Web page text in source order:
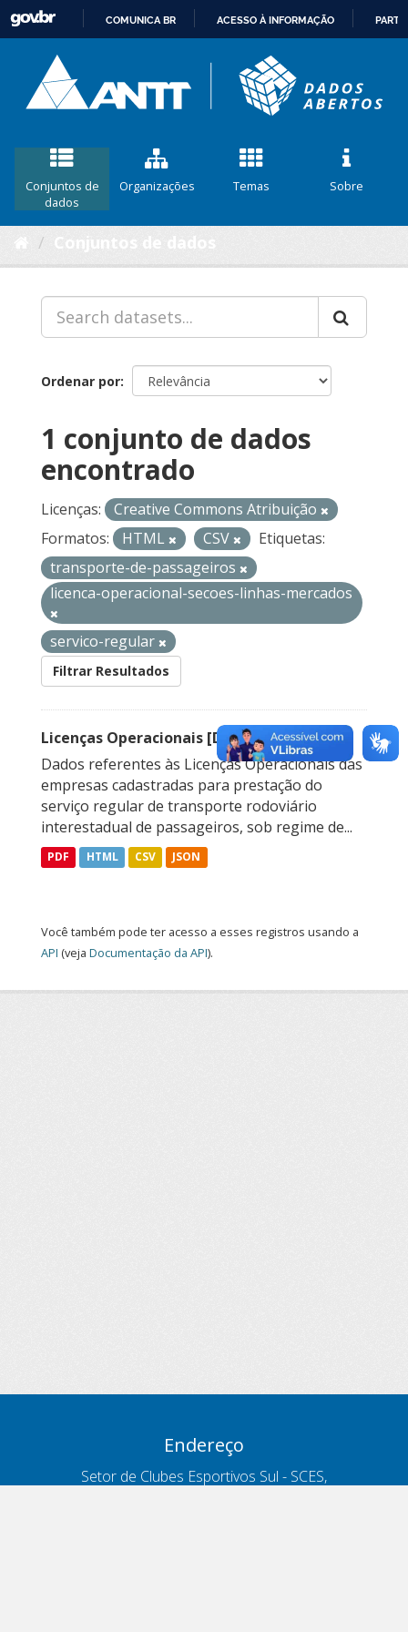
CONTEÚDO
COMUNICA BR ACESSO À INFORMAÇÃO
Conjuntos de
dados
Organizações Temas Sobre
Ordenar por
1 conjunto de dados
encontrado
Licenças:
Creative Commons Atribuição
Formatos:
HTML CSV
Etiquetas:
transporte-de-passageiros
licenca-operacional-secoes-linhas-mercados
servico-regular
Filtrar Resultados
Licenças Operacionais [Descontinuado]
Dados referentes às Licenças Operacionais das
empresas cadastradas para prestação do
serviço regular de transporte rodoviário
interestadual de passageiros, sob regime de...
PDF HTML CSV JSON
Você também pode ter acesso a esses registros usando a
API (veja Documentação da API).
Endereço
Setor de Clubes Esportivos Sul - SCES,